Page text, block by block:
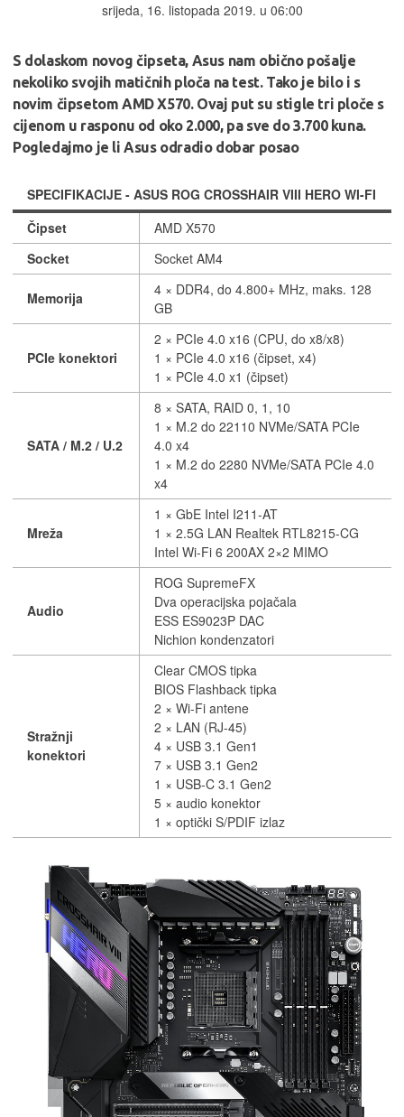
srijeda, 16. listopada 2019. u 06:00
S dolaskom novog čipseta, Asus nam obično pošalje
nekoliko svojih matičnih ploča na test. Tako je bilo i s
novim čipsetom AMD X570. Ovaj put su stigle tri ploče s
cijenom u rasponu od oko 2.000, pa sve do 3.700 kuna.
Pogledajmo je li Asus odradio dobar posao
SPECIFIKACIJE - ASUS ROG CROSSHAIR VIII HERO WI-FI
Čipset
AMD X570
Socket
Socket AM4
Memorija
4 × DDR4, do 4.800+ MHz, maks. 128
GB
PCIe konektori
2 × PCIe 4.0 x16 (CPU, do x8/x8)
1 × PCIe 4.0 x16 (čipset, x4)
1 × PCIe 4.0 x1 (čipset)
SATA / M.2 / U.2
8 × SATA, RAID 0, 1, 10
1 × M.2 do 22110 NVMe/SATA PCIe
4.0 x4
1 × M.2 do 2280 NVMe/SATA PCIe 4.0
x4
Mreža
1 × GbE Intel I211-AT
1 × 2.5G LAN Realtek RTL8215-CG
Intel Wi-Fi 6 200AX 2×2 MIMO
Audio
ROG SupremeFX
Dva operacijska pojačala
ESS ES9023P DAC
Nichion kondenzatori
Stražnji
konektori
Clear CMOS tipka
BIOS Flashback tipka
2 × Wi-Fi antene
2 × LAN (RJ-45)
4 × USB 3.1 Gen1
7 × USB 3.1 Gen2
1 × USB-C 3.1 Gen2
5 × audio konektor
1 × optički S/PDIF izlaz